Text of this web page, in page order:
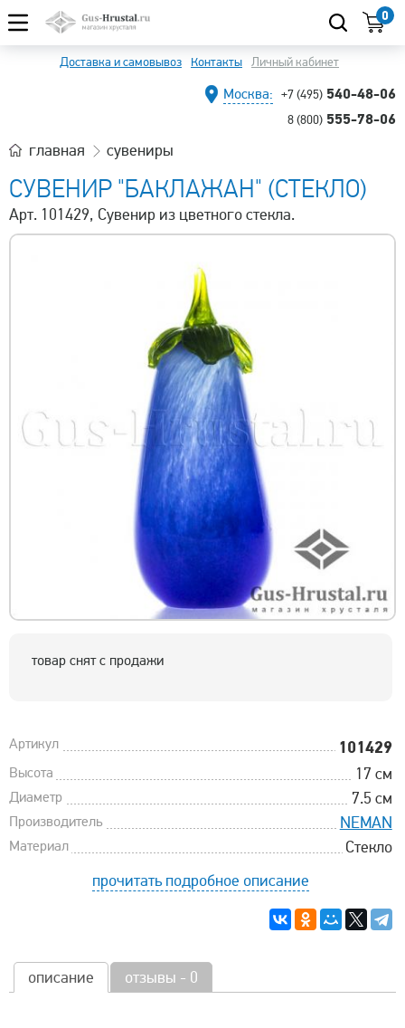
0
Доставка и самовывоз Контакты Личный кабинет
Москва: +7 (495) 540-48-06
8 (800) 555-78-06
главная сувениры
СУВЕНИР "БАКЛАЖАН" (СТЕКЛО)
Арт. 101429, Сувенир из цветного стекла.
товар снят с продажи
Артикул 101429
Высота 17 см
Диаметр 7.5 см
Производитель NEMAN
Материал
Стекло
прочитать подробное описание
описание отзывы - 0